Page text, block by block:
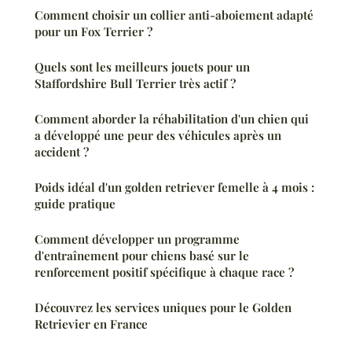
Comment choisir un collier anti-aboiement adapté
pour un Fox Terrier ?
Quels sont les meilleurs jouets pour un
Staffordshire Bull Terrier très actif ?
Comment aborder la réhabilitation d'un chien qui
a développé une peur des véhicules après un
accident ?
Poids idéal d'un golden retriever femelle à 4 mois :
guide pratique
Comment développer un programme
d'entraînement pour chiens basé sur le
renforcement positif spécifique à chaque race ?
Découvrez les services uniques pour le Golden
Retrievier en France